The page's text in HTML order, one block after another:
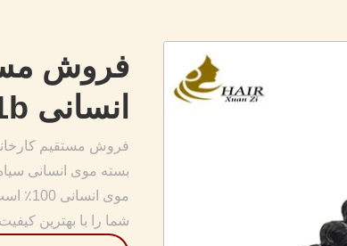
فروش
انسانی 1b رنگ موهای عمیق موج بسته
بسته موی انسانی
موی
شما را با بهترین